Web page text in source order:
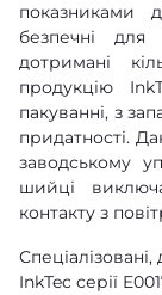
показниками
безпечні
дотримані
продукцію
пакуванні, з
придатності.
заводському
шийці
контакту з
InkTec серії